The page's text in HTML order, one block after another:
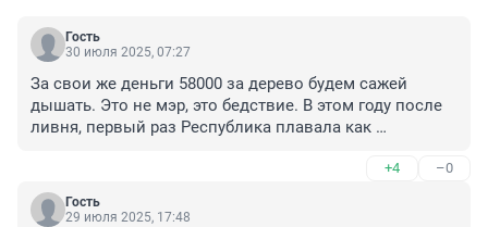
Гость
30 июля 2025, 07:27
За свои же деньги 58000 за дерево будем сажей
дышать. Это не мэр, это бедствие. В этом году после
ливня, первый раз Республика плавала как
столбы еще не валятся. А почему, потому что бардак
кругом.
+4 –0
Гость
29 июля 2025, 17:48